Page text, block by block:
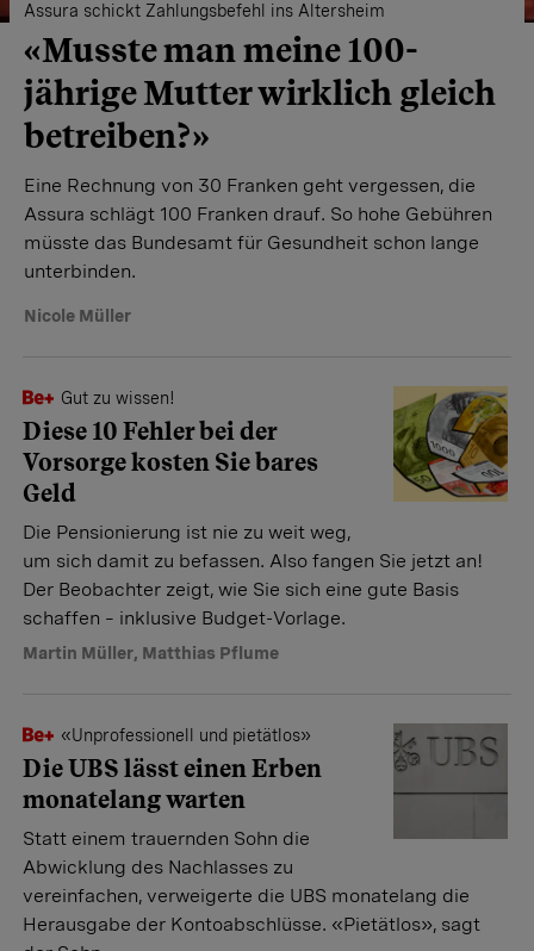
Assura schickt Zahlungsbefehl ins Altersheim
«Musste man meine 100-
jährige Mutter wirklich gleich
betreiben?»
Eine Rechnung von 30 Franken geht vergessen, die
Assura schlägt 100 Franken drauf. So hohe Gebühren
müsste das Bundesamt für Gesundheit schon lange
unterbinden.
Nicole Müller
Gut zu wissen!
Diese 10 Fehler bei der
Vorsorge kosten Sie bares
Geld
Die Pensionierung ist nie zu weit weg,
um sich damit zu befassen. Also fangen Sie jetzt an!
Der Beobachter zeigt, wie Sie sich eine gute Basis
schaffen – inklusive Budget-Vorlage.
Martin Müller, Matthias Pflume
«Unprofessionell und pietätlos»
Die UBS lässt einen Erben
monatelang warten
Statt einem trauernden Sohn die
Abwicklung des Nachlasses zu
vereinfachen, verweigerte die UBS monatelang die
Herausgabe der Kontoabschlüsse. «Pietätlos», sagt